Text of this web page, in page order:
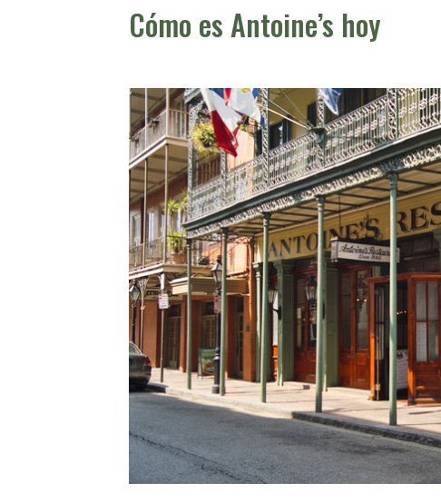
Cómo es Antoine’s hoy